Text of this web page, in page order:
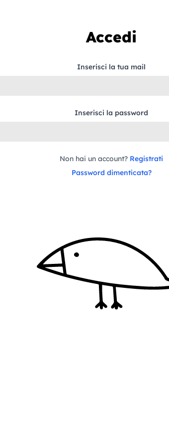
Accedi
Inserisci la tua mail
Inserisci la password
Non hai un account? Registrati
Password dimenticata?